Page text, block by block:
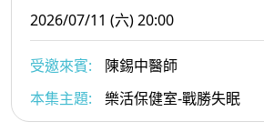
2026/07/11 (六) 20:00
受邀來賓:
陳錫中醫師
本集主題:
樂活保健室-戰勝失眠